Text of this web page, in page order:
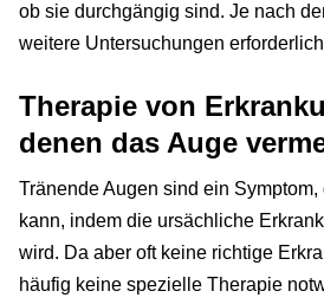
ob sie durchgängig sind. Je nach
weitere Untersuchungen
Therapie von
denen das Auge
Tränende Augen sind ein
kann, indem die ursächliche
wird. Da aber oft keine richtige
häufig keine spezielle Therapie